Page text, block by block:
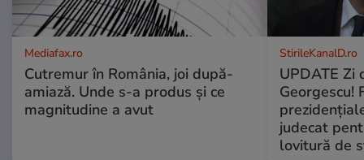
Mediafax.ro
Cutremur în România, joi după-
amiază. Unde s-a produs și ce
magnitudine a avut
StirileKanalD.ro
UPDATE Zi
Georgescu!
judecat
lovitură de